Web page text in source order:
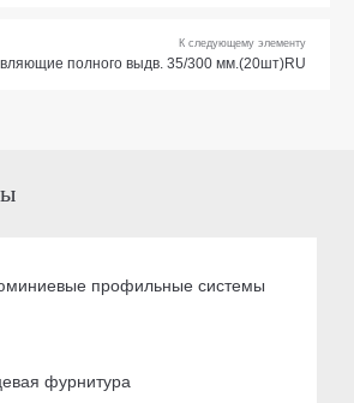
К следующему элементу
полного выдв. 35/300 мм.(20шт)RU
профильные системы
фурнитура